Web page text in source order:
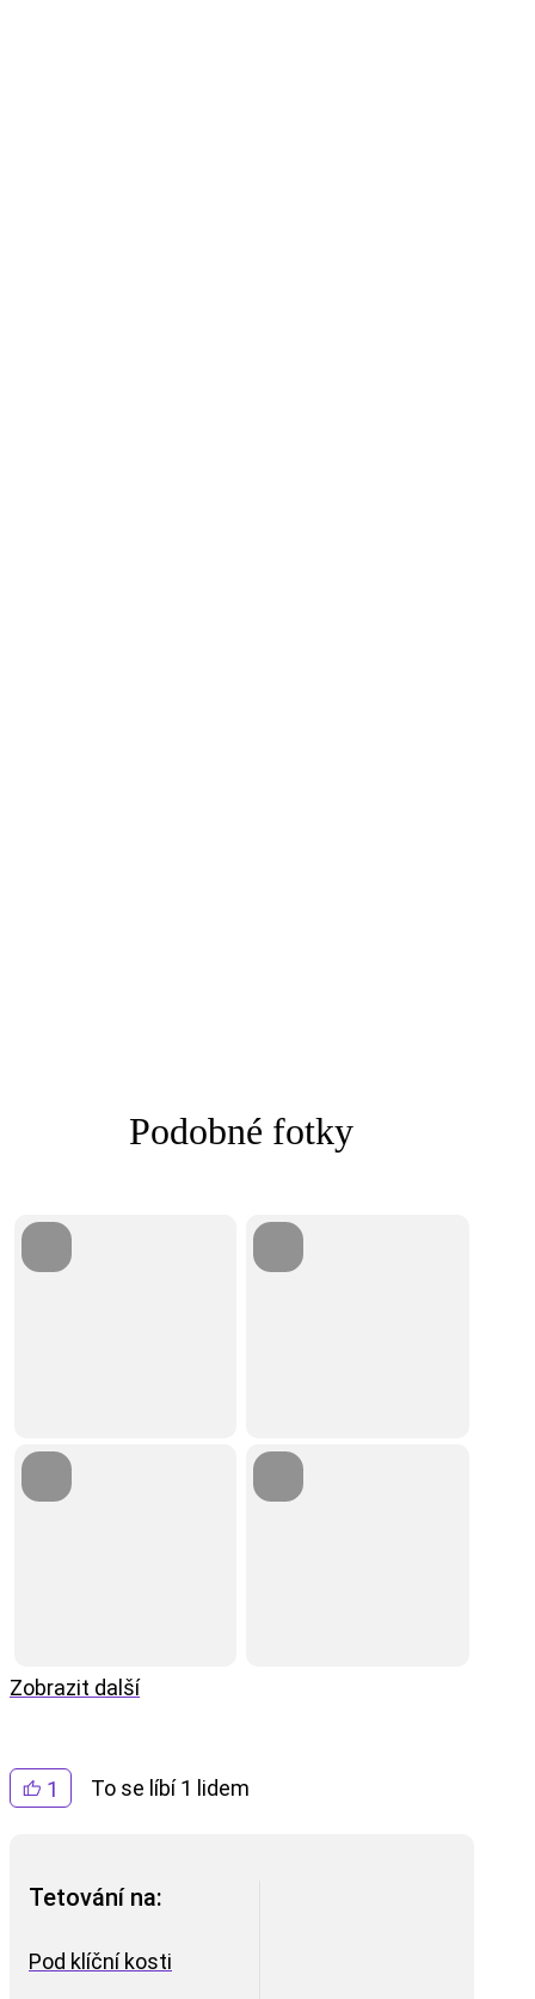
1 To se líbí 1 lidem
Tetování na:
Pod klíční kosti
Podobné fotky
Zobrazit další